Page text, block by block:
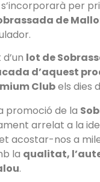
s’incorporarà per
de
lot de
d’aquest
Clubels dies
promoció de la
arrelat a la
acostar-nos a
la qualitat,
.